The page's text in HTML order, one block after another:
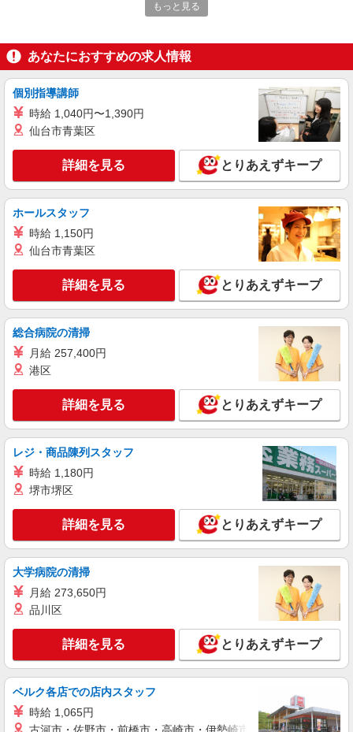
精肉
時給1,250円以上 日曜祝日 時給1,350円以上 17
時以降 時給1,350円以上 20時以降 時給1,450円以
ライフ市谷薬王寺店 東京都新宿区市谷薬王寺
町3番3号
詳細を見る
パート
ライフコモレ四谷店（店舗コード643）
100円UP 時給1,350円以上 お仕事を覚えていく
と、時給UP！＋賞与支給！ 標準的昇級スピード
(約1年半)で時給45円UP！ さらにキャリアアップ
で最大時給200円UP！
ライフコモレ四谷店 東京都新宿区四谷1-6-1
キープ 詳細を見る
アルバイト
ライフコモレ四谷店（店舗コード643）
時給1,500円
ライフコモレ四谷店 東京都新宿区四谷1-6-1
キープ 詳細を見る
パート
ベーカリー
時給1,235円以上 土日祝日 時給1,435円
ライフ若松河田駅前店 東京都新宿区若松町28-
詳細を見る
ライフ市谷薬王寺店（店舗コード662）
青果
時給1,250円以上 日曜祝日 時給1,350円以上 17
時以降 時給1,350円以上 20時以降 時給1,450円以
上
もっと見る
あなたにおすすめの求人情報
個別指導講師
時給 1,040円〜1,390円
仙台市青葉区
詳細を見る とりあえずキープ
ホールスタッフ
時給 1,150円
仙台市青葉区
詳細を見る とりあえずキープ
総合病院の清掃
月給 257,400円
港区
詳細を見る とりあえずキープ
レジ・商品陳列スタッフ
時給 1,180円
堺市堺区
詳細を見る とりあえずキープ
大学病院の清掃
月給 273,650円
品川区
詳細を見る とりあえずキープ
ベルク各店での店内スタッフ
時給 1,065円